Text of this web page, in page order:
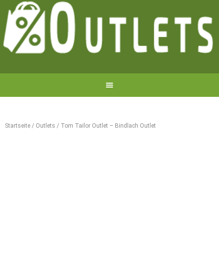
Startseite / Outlets / Tom Tailor Outlet – Bindlach Outlet